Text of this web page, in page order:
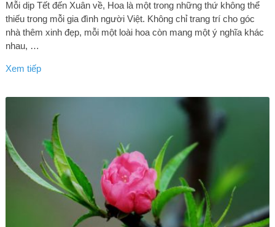
Mỗi dịp Tết đến Xuân về, Hoa là một trong những thứ không thể
thiếu trong mỗi gia đình người Việt. Không chỉ trang trí cho góc
nhà thêm xinh đẹp, mỗi một loài hoa còn mang một ý nghĩa khác
nhau, …
Xem tiếp